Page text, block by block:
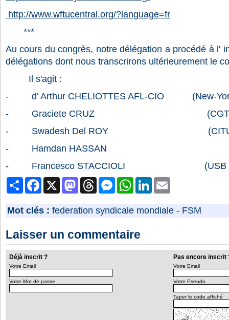
http://www.wftucentral.org/?language=fr
***
Au cours du congrès, notre délégation a procédé à l'
délégations dont nous transcrirons ultérieurement le
Il s'agit :
- d' Arthur CHELIOTTES AFL-CIO (New-
- Graciete CRUZ (CGTP
- Swadesh Del ROY (CITU
- Hamdan HASSAN
- Francesco STACCIOLI (USB
PartagerFacebook MastodonThreads MessengerWhatsAppLinkedIn
Mot clés : federation syndicale mondiale - FSM
Laisser un commentaire
Déjà inscrit ? Pas encore inscrit
Votre Email
Votre Mot de passe
Votre Email
Votre Pseudo
Taper le code affiché